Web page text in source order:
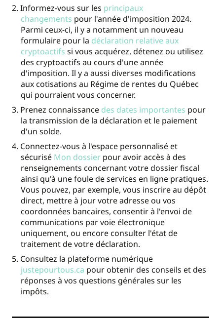
Informez-vous sur les principaux
changements pour l'année d'imposition 2024.
Parmi ceux-ci, il y a notamment un nouveau
formulaire pour la déclaration relative aux
cryptoactifs si vous acquérez, détenez ou utilisez
des cryptoactifs au cours d'une année
d'imposition. Il y a aussi diverses modifications
aux cotisations au Régime de rentes du Québec
qui pourraient vous concerner.
Prenez connaissance des dates importantes pour
la transmission de la déclaration et le paiement
d'un solde.
Connectez-vous à l'espace personnalisé et
sécurisé Mon dossierpour avoir accès à des
renseignements concernant votre dossier fiscal
ainsi qu'à une foule de services en ligne pratiques.
Vous pouvez, par exemple, vous inscrire au dépôt
direct, mettre à jour votre adresse ou vos
coordonnées bancaires, consentir à l'envoi de
communications par voie électronique
uniquement, ou encore consulter l'état de
traitement de votre déclaration.
Consultez la plateforme numérique
justepourtous.ca pour obtenir des conseils et des
réponses à vos questions générales sur les
impôts.